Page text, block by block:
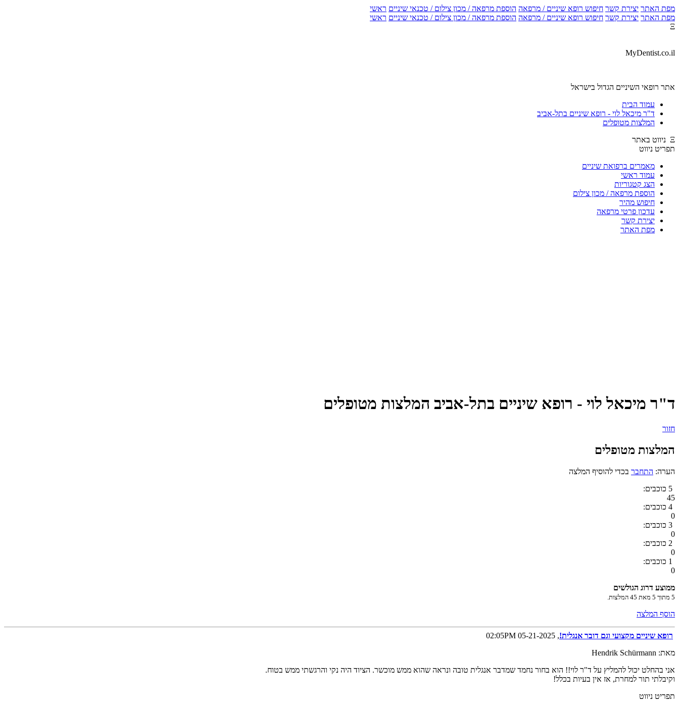
מפת האתר יצירת קשר חיפוש רופא שיניים / מרפאה הוספת מרפאה / מכון צילום / טכנאי שיניים ראשי
מפת האתר יצירת קשר חיפוש רופא שיניים / מרפאה הוספת מרפאה / מכון צילום / טכנאי שיניים ראשי
Ξ
MyDentist.co.il
אתר רופאי השיניים הגדול בישראל
עמוד הבית
ד"ר מיכאל לוי - רופא שיניים בתל-אביב
המלצות מטופלים
Ξ ניווט באתר
תפריט ניווט
מאמרים ברפואת שיניים
עמוד ראשי
הצג קטגוריות
הוספת מרפאה / מכון צילום
חיפוש מהיר
עדכון פרטי מרפאה
יצירת קשר
מפת האתר
ד"ר מיכאל לוי - רופא שיניים בתל-אביב המלצות מטופלים
חזור
המלצות מטופלים
הערה: התחבר בכדי להוסיף המלצה
5 כוכבים:
45
4 כוכבים:
0
3 כוכבים:
0
2 כוכבים:
0
1 כוכבים:
0
ממוצע דרוג הגולשים
5 מתוך 5 מאת 45 המלצות.
הוסף המלצה
רופא שיניים מקצועי וגם דובר אנגלית!, 05-21-2025 02:05PM
מאת: Hendrik Schürmann
אני בהחלט יכול להמליץ על ד"ר לוי!! הוא בחור נחמד שמדבר אנגלית טובה ונראה שהוא ממש מוכשר. הציוד היה נקי והרגשתי ממש בטוח.
וקיבלתי תור למחרת, אז אין בעיות בכלל!
תפריט ניווט